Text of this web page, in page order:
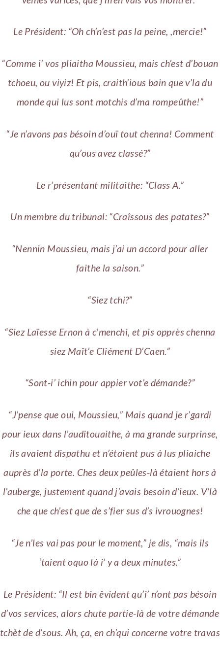
Le Président: “Oh ch’n’est pas la peine, ,mercie!”
“Comme i’ vos pliaitha Moussieu, mais ch’est d’bouan
tchoeu, ou viyiz! Et pis, craith’ious bain que v’la du
monde qui lus sont motchis d’ma rompeûthe!”
“Je n’avons pas bésoin d’ouï tout chenna! Comment
qu’ous avez classé?”
Le r’présentant militaithe: “Class A.”
Un membre du tribunal: “Craîssous des patates?”
“Nennin Moussieu, mais j’ai un accord pour aller
faithe la saison.”
“Siez tchi?”
“Siez Laïesse Ernon à c’menchi, et pis opprès chenna
siez Maît’e Cliément D’Caen.”
“Sont-i’ ichin pour appier vot’e démande?”
“J’pense que oui, Moussieu,” Mais quand je r’gardi
pour ieux dans l’auditouaithe, à ma grande surprinse,
ils avaient dispathu et n’étaient pus à lus pliaiche
auprès d’la porte. Ches deux peûles-là étaient hors à
l’auberge, justement quand j’avais besoin d’ieux. V’là
che que ch’est que de s’fier sus d’s ivrouognes!
“Je n’les vai pas pour le moment,” je dis, “mais ils
‘taient oquo là i’ y a deux minutes.”
Le Président: “Il est bin êvident qu’i’ n’ont pas bésoin
d’vos services, alors chute partie-là de votre démande
tchèt de d’sous. Ah, ça, en ch’qui concerne votre travas